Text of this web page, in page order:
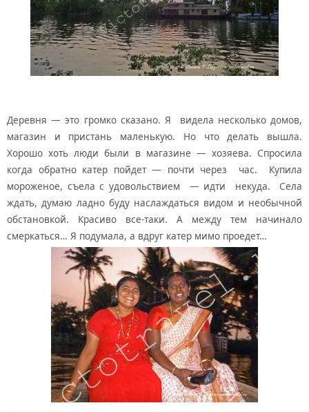
Деревня — это громко сказано. Я видела несколько домов,
магазин и пристань маленькую. Но что делать вышла.
Хорошо хоть люди были в магазине — хозяева. Спросила
когда обратно катер пойдет — почти через час. Купила
мороженое, съела с удовольствием — идти некуда. Села
ждать, думаю ладно буду наслаждаться видом и необычной
обстановкой. Красиво все-таки. А между тем начинало
смеркаться… Я подумала, а вдруг катер мимо проедет…